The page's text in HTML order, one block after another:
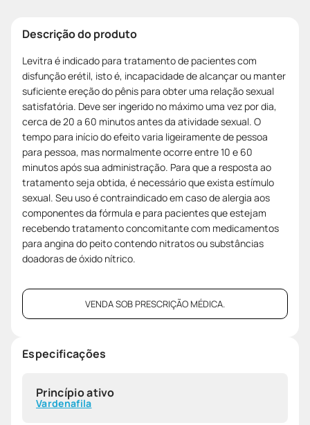
Descrição do produto
Levitra é indicado para tratamento de pacientes com
disfunção erétil, isto é, incapacidade de alcançar ou manter
suficiente ereção do pênis para obter uma relação sexual
satisfatória. Deve ser ingerido no máximo uma vez por dia,
cerca de 20 a 60 minutos antes da atividade sexual. O
tempo para início do efeito varia ligeiramente de pessoa
para pessoa, mas normalmente ocorre entre 10 e 60
minutos após sua administração. Para que a resposta ao
tratamento seja obtida, é necessário que exista estímulo
sexual. Seu uso é contraindicado em caso de alergia aos
componentes da fórmula e para pacientes que estejam
recebendo tratamento concomitante com medicamentos
para angina do peito contendo nitratos ou substâncias
doadoras de óxido nítrico.
VENDA SOB PRESCRIÇÃO MÉDICA.
Especificações
Princípio ativo
Vardenafila